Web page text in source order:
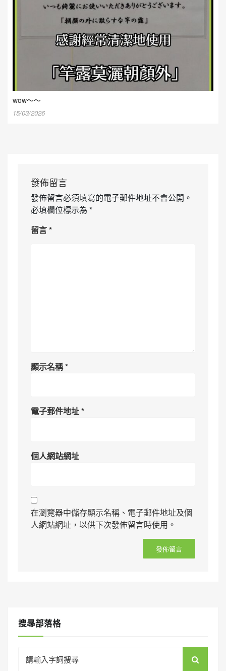
wow～～
15/03/2026
發佈留言
發佈留言必須填寫的電子郵件地址不會公開。
必填欄位標示為 *
留言*
顯示名稱*
電子郵件地址*
個人網站網址
在瀏覽器中儲存顯示名稱、電子郵件地址及個
人網站網址，以供下次發佈留言時使用。
搜㝷部落格
for: